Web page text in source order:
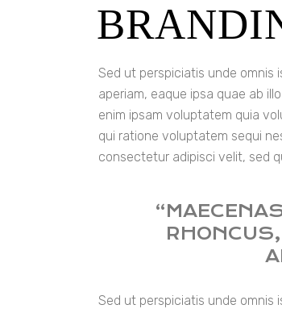
Sed ut perspiciatis unde
aperiam, eaque ipsa quae ab
enim ipsam voluptatem quia
qui ratione voluptatem sequi
consectetur adipisci velit, sed
Sed ut perspiciatis unde